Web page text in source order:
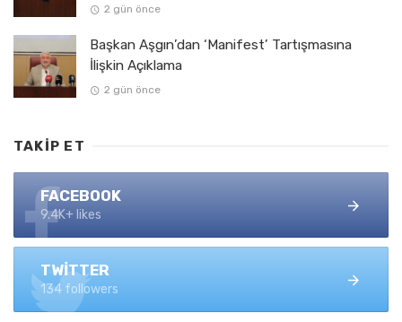
2 gün önce
Başkan Aşgın’dan ‘Manifest’ Tartışmasına
İlişkin Açıklama
2 gün önce
TAKIP ET
FACEBOOK
9.4K+ likes
TWITTER
134 followers